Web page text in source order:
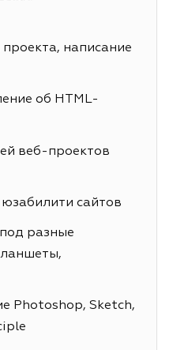
написание
об HTML-
веб-проектов
сайтов
разные
Photoshop, Sketch,